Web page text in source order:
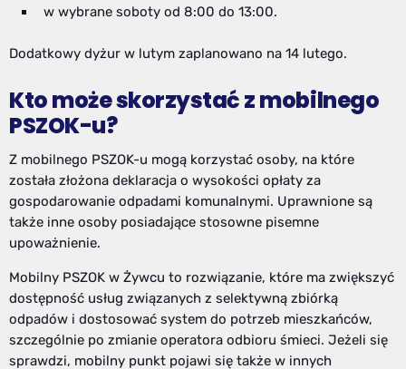
w wybrane soboty od 8:00 do 13:00.
Dodatkowy dyżur w lutym zaplanowano na 14 lutego.
Kto może skorzystać z mobilnego
PSZOK-u?
Z mobilnego PSZOK-u mogą korzystać osoby, na które
została złożona deklaracja o wysokości opłaty za
gospodarowanie odpadami komunalnymi. Uprawnione są
także inne osoby posiadające stosowne pisemne
upoważnienie.
Mobilny PSZOK w Żywcu to rozwiązanie, które ma zwiększyć
dostępność usług związanych z selektywną zbiórką
odpadów i dostosować system do potrzeb mieszkańców,
szczególnie po zmianie operatora odbioru śmieci. Jeżeli się
sprawdzi, mobilny punkt pojawi się także w innych